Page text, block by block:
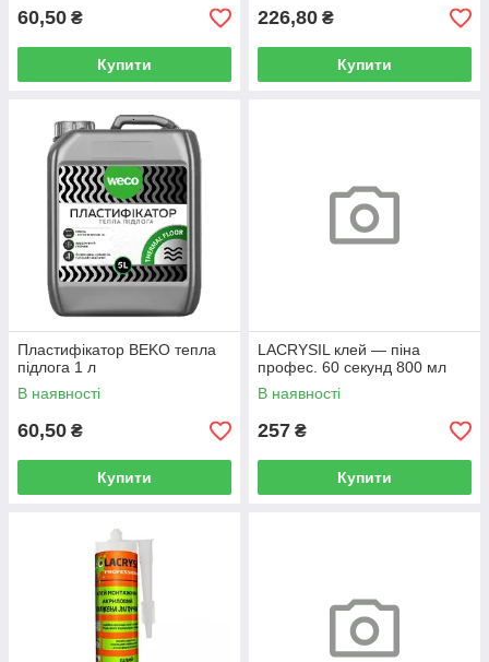
60,50 ₴
Купити
226,80 ₴
Купити
Пластифікатор BEKO тепла
підлога 1 л
В наявності
60,50 ₴
Купити
LACRYSIL клей — піна
профес. 60 секунд 800 мл
В наявності
257 ₴
Купити